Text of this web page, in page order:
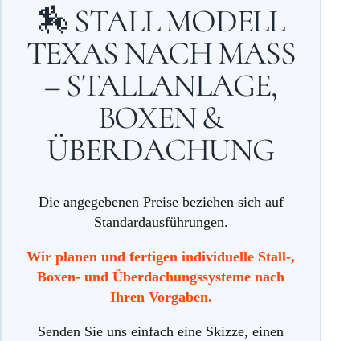
🏇 STALL MODELL
TEXAS NACH MASS –
STALLANLAGE, B
OXEN & Ü
BERDACHUNG
Die angegebenen Preise beziehen sich auf
Standardausführungen.
Wir planen und fertigen individuelle Stall-,
Boxen- und Überdachungssysteme nach
Ihren Vorgaben.
Senden Sie uns einfach eine Skizze, einen